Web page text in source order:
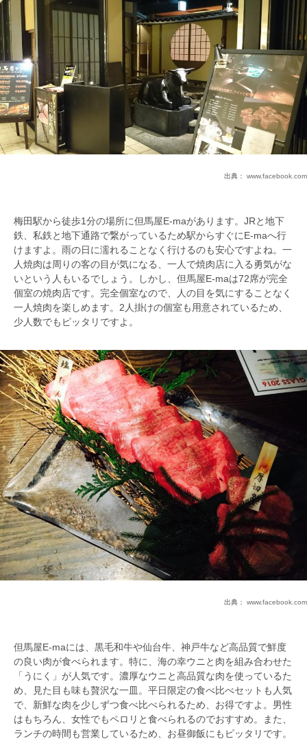
出典： www.facebook.com
梅田駅から徒歩1分の場所に但馬屋E-maがあります。JRと地下
鉄、私鉄と地下通路で繋がっているため駅からすぐにE-maへ行
けますよ。雨の日に濡れることなく行けるのも安心ですよね。一
人焼肉は周りの客の目が気になる、一人で焼肉店に入る勇気がな
いという人もいるでしょう。しかし、但馬屋E-maは72席が完全
個室の焼肉店です。完全個室なので、人の目を気にすることなく
一人焼肉を楽しめます。2人掛けの個室も用意されているため、
少人数でもピッタリですよ。
出典： www.facebook.com
但馬屋E-maには、黒毛和牛や仙台牛、神戸牛など高品質で鮮度
の良い肉が食べられます。特に、海の幸ウニと肉を組み合わせた
「うにく」が人気です。濃厚なウニと高品質な肉を使っているた
め、見た目も味も贅沢な一皿。平日限定の食べ比べセットも人気
で、新鮮な肉を少しずつ食べ比べられるため、お得ですよ。男性
はもちろん、女性でもペロリと食べられるのでおすすめ。また、
ランチの時間も営業しているため、お昼御飯にもピッタリです。